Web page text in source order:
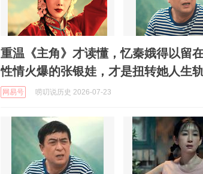
重温《主角》才读懂，忆秦娥得以留
性情火爆的张银娃，才是扭转她人生
网易号 唠叨说历史 2026-07-23